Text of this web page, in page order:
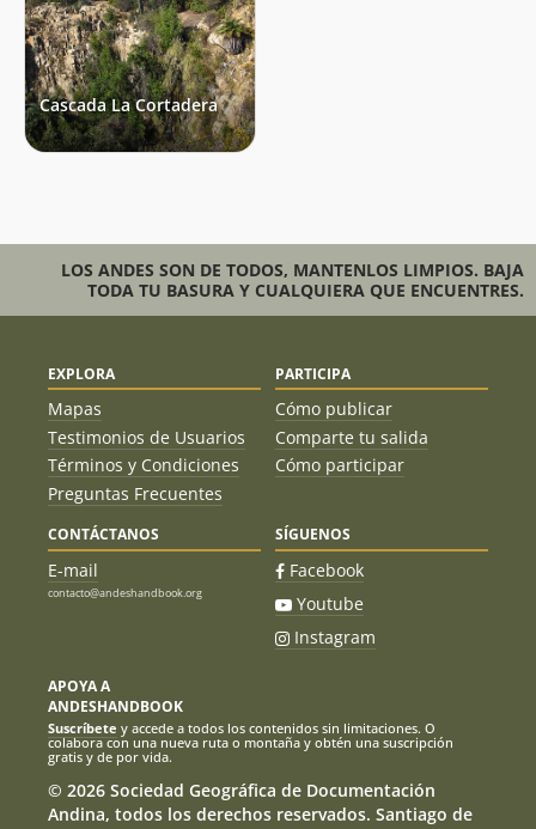
Cascada La Cortadera
LOS ANDES SON DE TODOS, MANTENLOS LIMPIOS. BAJA
TODA TU BASURA Y CUALQUIERA QUE ENCUENTRES.
EXPLORA
Mapas
Testimonios de Usuarios
Términos y Condiciones
Preguntas Frecuentes
PARTICIPA
Cómo publicar
Comparte tu salida
Cómo participar
CONTÁCTANOS
E-mail
contacto@andeshandbook.org
SÍGUENOS
Facebook
Youtube
Instagram
APOYA A
ANDESHANDBOOK
Suscríbete y accede a todos los contenidos sin limitaciones. O
colabora con una nueva ruta o montaña y obtén una suscripción
gratis y de por vida.
© 2026 Sociedad Geográfica de Documentación
Andina, todos los derechos reservados. Santiago de